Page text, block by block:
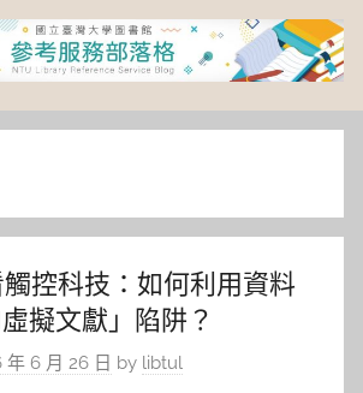
控科技：如何利用資料
擬文獻」陷阱？
年 6 月 26 日 by libtul